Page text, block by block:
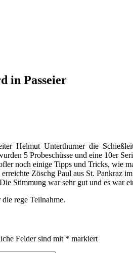
in Passeier
Helmut Unterthurner die
5 Probeschüsse und eine 10er
noch einige Tipps und Tricks, wie
Zöschg Paul aus St. Pankraz
Stimmung war sehr gut und es war
rege Teilnahme.
Felder sind mit * markiert